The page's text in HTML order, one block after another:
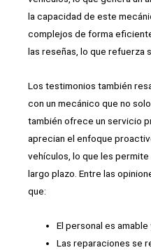
la capacidad de este
complejos de forma
las reseñas, lo que refuerza
Los testimonios también
con un mecánico que no
también ofrece un servicio
aprecian el enfoque
vehículos, lo que les
largo plazo. Entre las
que:
El personal es amable
Las reparaciones se